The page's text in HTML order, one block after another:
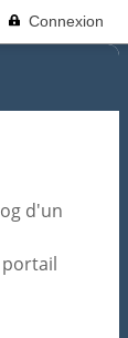
Connexion
d'un